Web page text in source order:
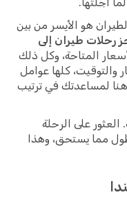
هو الأيسر من بين
رحلات طيران إلى
المتاحة، وكل ذلك
والتوقيت، كلها عوامل
لمساعدتك في ترتيب
على الرحلة
مما يستحق، وهذا